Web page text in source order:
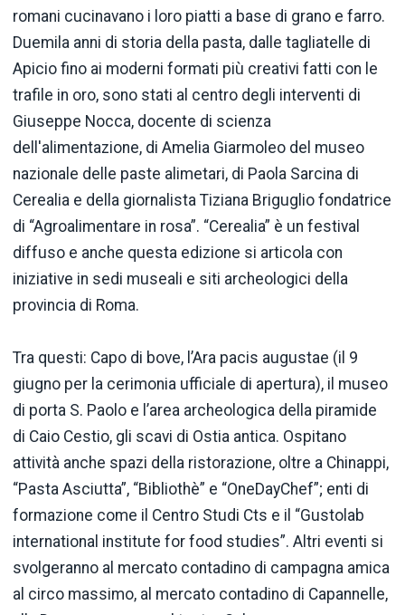
romani cucinavano i loro piatti a base di grano e farro.
Duemila anni di storia della pasta, dalle tagliatelle di
Apicio fino ai moderni formati più creativi fatti con le
trafile in oro, sono stati al centro degli interventi di
Giuseppe Nocca, docente di scienza
dell'alimentazione, di Amelia Giarmoleo del museo
nazionale delle paste alimetari, di Paola Sarcina di
Cerealia e della giornalista Tiziana Briguglio fondatrice
di “Agroalimentare in rosa”. “Cerealia” è un festival
diffuso e anche questa edizione si articola con
iniziative in sedi museali e siti archeologici della
provincia di Roma.
Tra questi: Capo di bove, l’Ara pacis augustae (il 9
giugno per la cerimonia ufficiale di apertura), il museo
di porta S. Paolo e l’area archeologica della piramide
di Caio Cestio, gli scavi di Ostia antica. Ospitano
attività anche spazi della ristorazione, oltre a Chinappi,
“Pasta Asciutta”, “Bibliothè” e “OneDayChef”; enti di
formazione come il Centro Studi Cts e il “Gustolab
international institute for food studies”. Altri eventi si
svolgeranno al mercato contadino di campagna amica
al circo massimo, al mercato contadino di Capannelle,